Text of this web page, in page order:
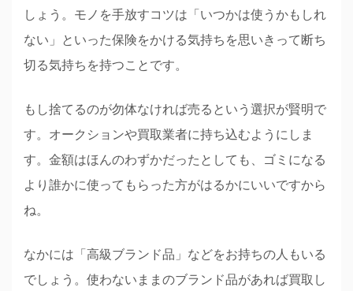
しょう。モノを手放すコツは「いつかは使うかもしれ
ない」といった保険をかける気持ちを思いきって断ち
切る気持ちを持つことです。
もし捨てるのが勿体なければ売るという選択が賢明で
す。オークションや買取業者に持ち込むようにしま
す。金額はほんのわずかだったとしても、ゴミになる
より誰かに使ってもらった方がはるかにいいですから
ね。
なかには「高級ブランド品」などをお持ちの人もいる
でしょう。使わないままのブランド品があれば買取し